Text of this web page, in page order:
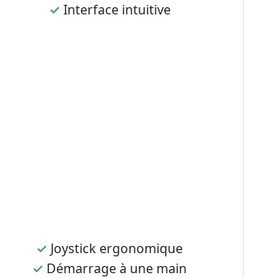
✓ Interface intuitive
✓ Joystick ergonomique
✓ Démarrage à une main